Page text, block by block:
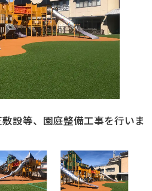
設等、園庭整備工事を行いま